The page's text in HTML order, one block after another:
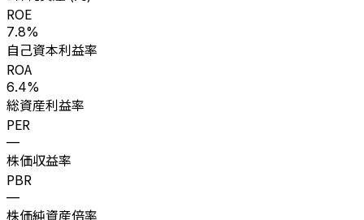
ROE
7.8%
自己資本利益率
ROA
6.4%
総資産利益率
PER
—
株価収益率
PBR
—
株価純資産倍率